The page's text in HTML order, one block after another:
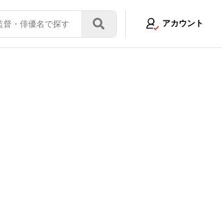
アカウント